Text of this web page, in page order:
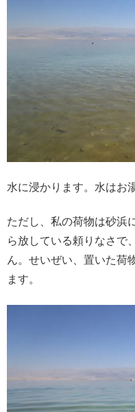
水に浸かります。水はお
ただし、私の荷物は砂浜
ら放している頼りなさで
ん。せいぜい、置いた荷
ます。